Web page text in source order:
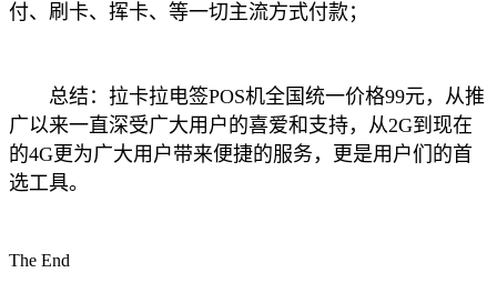
付、刷卡、挥卡、等一切主流方式付款；
总结：拉卡拉电签POS机全国统一价格99元，从推
广以来一直深受广大用户的喜爱和支持，从2G到现在
的4G更为广大用户带来便捷的服务，更是用户们的首
选工具。
The End